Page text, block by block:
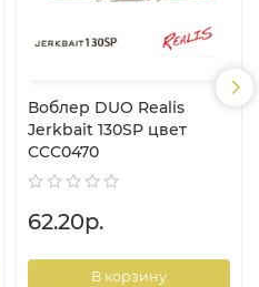
Воблер DUO Realis
Jerkbait 130SP цвет
CCC0470
62.20р.
В корзину